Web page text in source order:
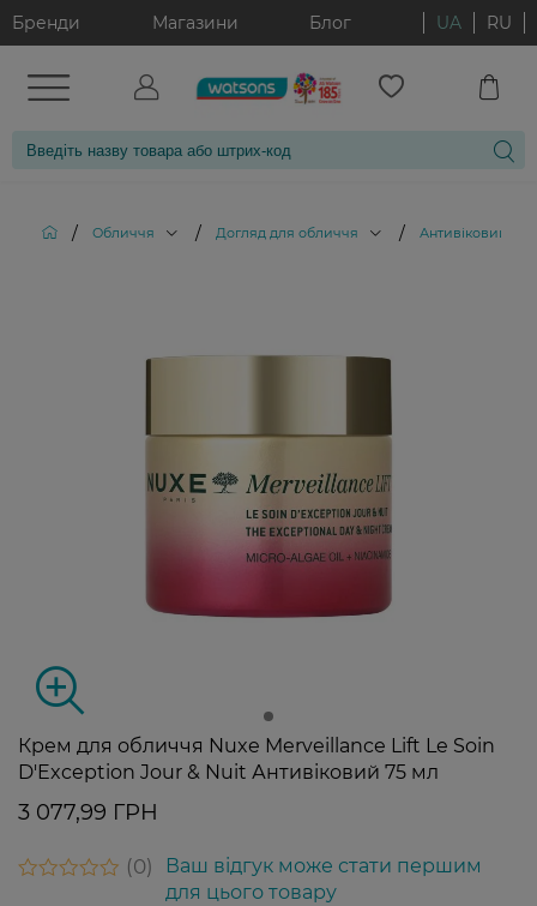
Бренди Магазини Блог UA RU
/ Обличчя / Догляд для обличчя / Антивіковий
Крем для обличчя Nuxe Merveillance Lift Le Soin
D'Exception Jour & Nuit Антивіковий 75 мл
3 077,99 ГРН
0
Ваш відгук може стати першим
для цього товару